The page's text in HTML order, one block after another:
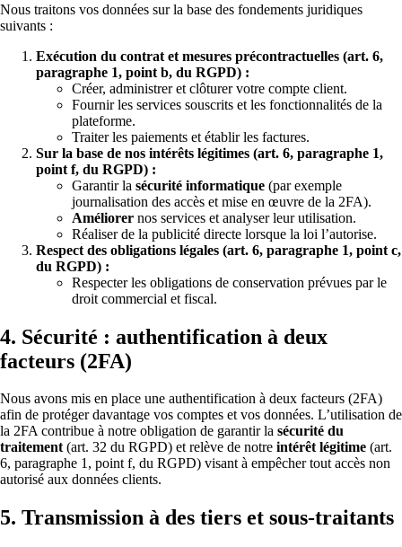
Nous traitons vos données sur la base des fondements juridiques
suivants :
Exécution du contrat et mesures précontractuelles (art. 6,
paragraphe 1, point b, du RGPD) :
Créer, administrer et clôturer votre compte client.
Fournir les services souscrits et les fonctionnalités de la
plateforme.
Traiter les paiements et établir les factures.
Sur la base de nos intérêts légitimes (art. 6, paragraphe 1,
point f, du RGPD) :
Garantir la sécurité informatique (par exemple
journalisation des accès et mise en œuvre de la 2FA).
Améliorer nos services et analyser leur utilisation.
Réaliser de la publicité directe lorsque la loi l’autorise.
Respect des obligations légales (art. 6, paragraphe 1, point c,
du RGPD) :
Respecter les obligations de conservation prévues par le
droit commercial et fiscal.
4. Sécurité : authentification à deux
facteurs (2FA)
Nous avons mis en place une authentification à deux facteurs (2FA)
afin de protéger davantage vos comptes et vos données. L’utilisation de
la 2FA contribue à notre obligation de garantir la sécurité du
traitement(art. 32 du RGPD) et relève de notre intérêt légitime (art.
6, paragraphe 1, point f, du RGPD) visant à empêcher tout accès non
autorisé aux données clients.
5. Transmission à des tiers et sous-traitants